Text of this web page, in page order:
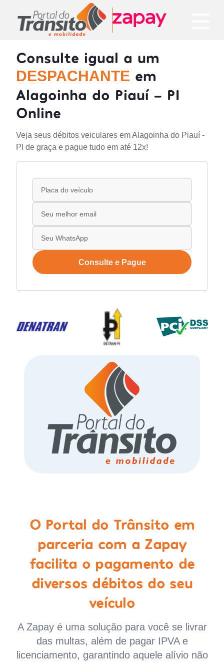
Consulte igual a um
DESPACHANTE em
Alagoinha do Piauí - PI
Online
Veja seus débitos veiculares em Alagoinha do Piauí -
PI de graça e pague tudo em até 12x!
Consulte e Pague
O Portal do Trânsito em
parceria com a Zapay
facilita o pagamento de
diversos débitos do seu
veículo
A Zapay é uma solução para você se livrar
das multas, além de pagar IPVA e
licenciamento, garantindo aquele alívio não